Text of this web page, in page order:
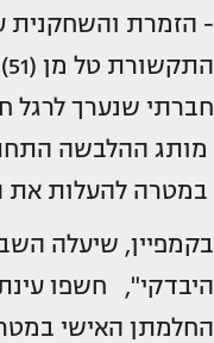
חברתי שנערך לרגל
במטרה להעלות את
בקמפיין, שיעלה
היבדקי", חשפו
החלמתן האישי